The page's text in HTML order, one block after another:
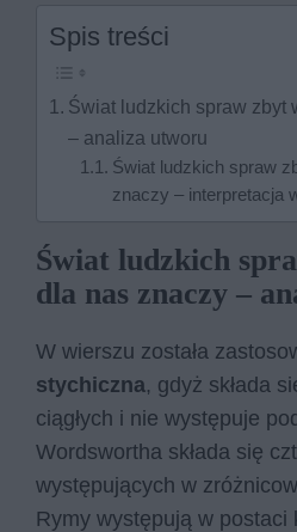
Spis treści
Świat ludzkich spraw zbyt
– analiza utworu
Świat ludzkich spraw
znaczy – interpretacja
Świat ludzkich
dla nas znaczy –
W wierszu została
stychiczna, gdyż składa
ciągłych i nie występuje
Wordswortha składa się
występujących w
Rymy występują w postaci